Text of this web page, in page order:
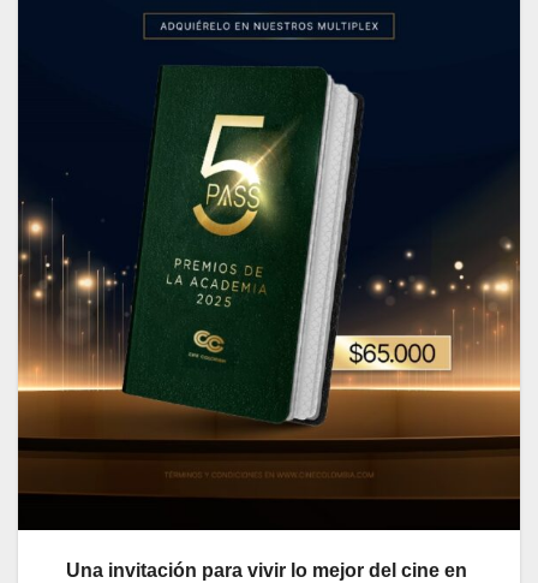
Una invitación para vivir lo mejor del cine en